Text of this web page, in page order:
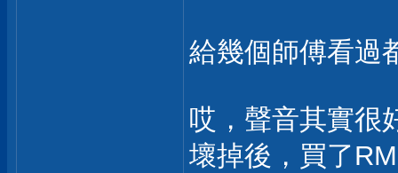
給幾個師傅看過
哎，聲音其實很
壞掉後，買了